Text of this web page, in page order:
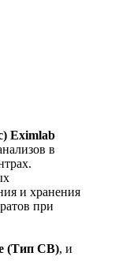
Eximlab
в
и хранения
при
(Тип СВ), и